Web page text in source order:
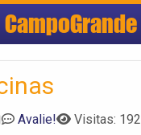
CampoGrande
Avalie! Visitas: 192